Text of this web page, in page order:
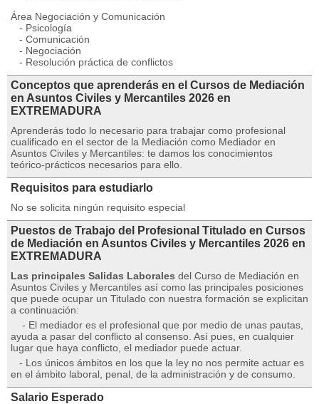
Área Negociación y Comunicación
- Psicología
- Comunicación
- Negociación
- Resolución práctica de conflictos
Conceptos que aprenderás en el Cursos de Mediación
en Asuntos Civiles y Mercantiles 2026 en
EXTREMADURA
Aprenderás todo lo necesario para trabajar como profesional
cualificado en el sector de la Mediación como Mediador en
Asuntos Civiles y Mercantiles: te damos los conocimientos
teórico-prácticos necesarios para ello.
Requisitos para estudiarlo
No se solicita ningún requisito especial
Puestos de Trabajo del Profesional Titulado en Cursos
de Mediación en Asuntos Civiles y Mercantiles 2026 en
EXTREMADURA
Las principales Salidas Laborales del Curso de Mediación en
Asuntos Civiles y Mercantiles así como las principales posiciones
que puede ocupar un Titulado con nuestra formación se explicitan
a continuación:
- El mediador es el profesional que por medio de unas pautas,
ayuda a pasar del conflicto al consenso. Así pues, en cualquier
lugar que haya conflicto, el mediador puede actuar.
- Los únicos ámbitos en los que la ley no nos permite actuar es
en el ámbito laboral, penal, de la administración y de consumo.
Salario Esperado